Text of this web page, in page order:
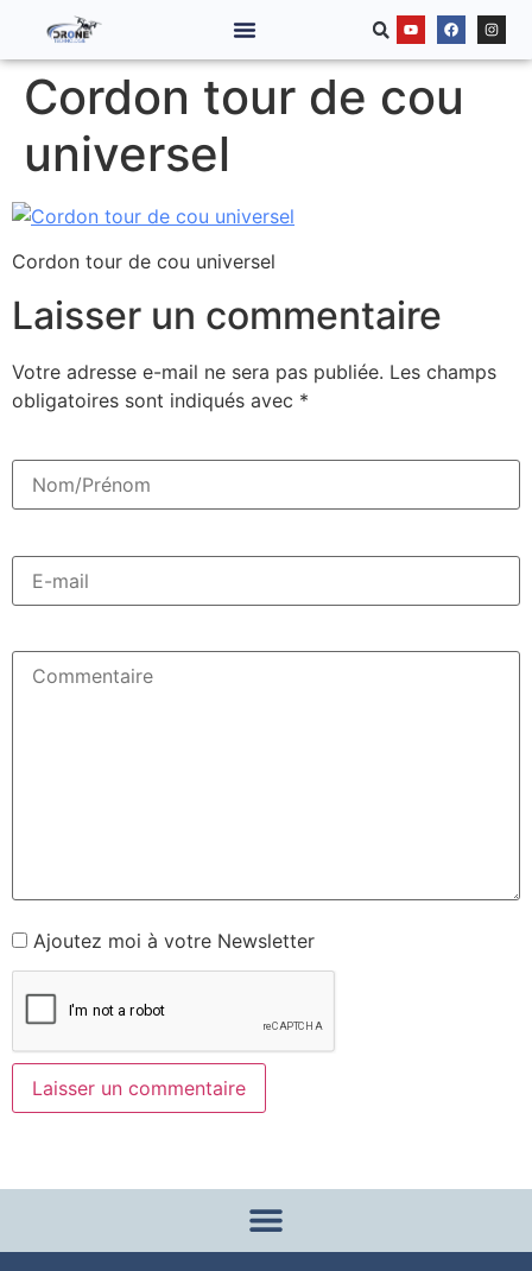
Cordon tour de cou
universel
Cordon tour de cou universel
Laisser un commentaire
Votre adresse e-mail ne sera pas publiée. Les champs
obligatoires sont indiqués avec *
Ajoutez moi à votre Newsletter